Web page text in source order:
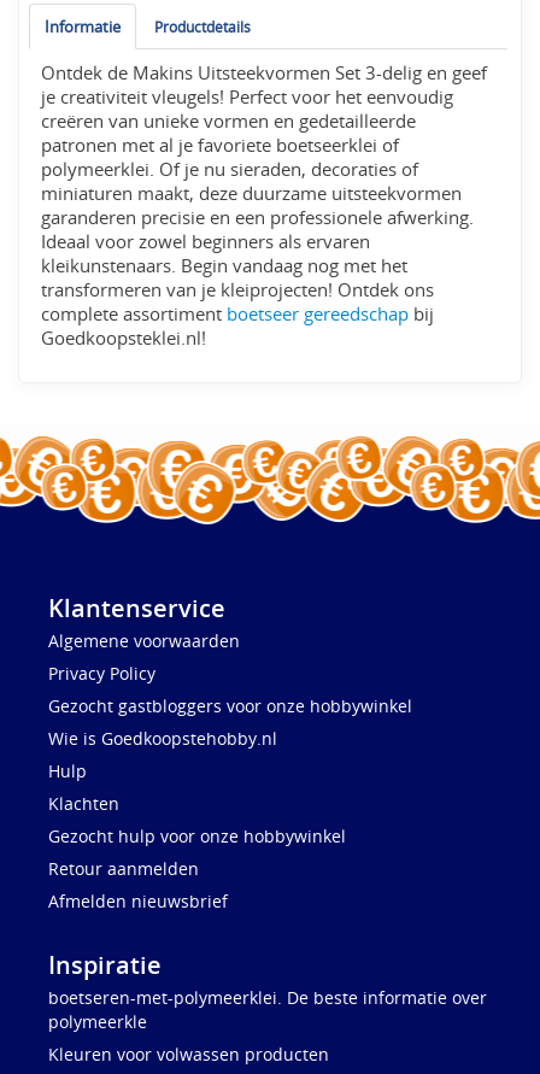
Informatie Productdetails
Ontdek de Makins Uitsteekvormen Set 3-delig en geef
je creativiteit vleugels! Perfect voor het eenvoudig
creëren van unieke vormen en gedetailleerde
patronen met al je favoriete boetseerklei of
polymeerklei. Of je nu sieraden, decoraties of
miniaturen maakt, deze duurzame uitsteekvormen
garanderen precisie en een professionele afwerking.
Ideaal voor zowel beginners als ervaren
kleikunstenaars. Begin vandaag nog met het
transformeren van je kleiprojecten! Ontdek ons
complete assortiment boetseer gereedschap bij
Goedkoopsteklei.nl!
Klantenservice
Algemene voorwaarden
Privacy Policy
Gezocht gastbloggers voor onze hobbywinkel
Wie is Goedkoopstehobby.nl
Hulp
Klachten
Gezocht hulp voor onze hobbywinkel
Retour aanmelden
Afmelden nieuwsbrief
Inspiratie
boetseren-met-polymeerklei. De beste informatie over
polymeerkle
Kleuren voor volwassen producten